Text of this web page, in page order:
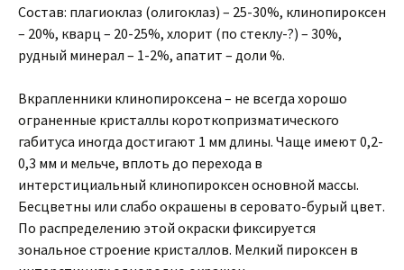
Состав: плагиоклаз (олигоклаз) – 25-30%, клинопироксен
– 20%, кварц – 20-25%, хлорит (по стеклу-?) – 30%,
рудный минерал – 1-2%, апатит – доли %.
Вкрапленники клинопироксена – не всегда хорошо
ограненные кристаллы короткопризматического
габитуса иногда достигают 1 мм длины. Чаще имеют 0,2-
0,3 мм и мельче, вплоть до перехода в
интерстициальный клинопироксен основной массы.
Бесцветны или слабо окрашены в серовато-бурый цвет.
По распределению этой окраски фиксируется
зональное строение кристаллов. Мелкий пироксен в